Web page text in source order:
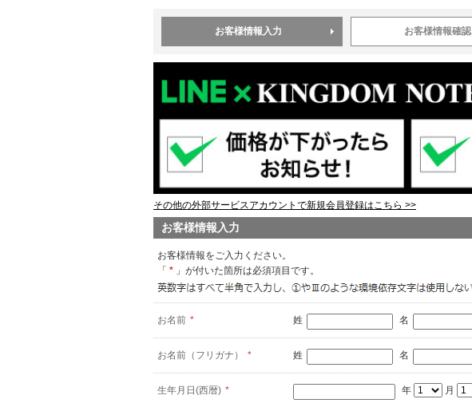
お客様情報入力 お客様情報確認
その他の外部サービスアカウントで新規会員登録はこちら >>
お客様情報入力
お客様情報をご入力ください。
「 * 」が付いた箇所は必須項目です。
お名前 * 姓 名
お名前（フリガナ） * 姓 名
生年月日(西暦) * 年 月